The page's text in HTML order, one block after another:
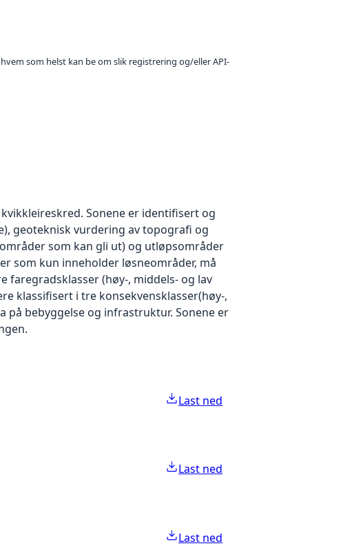
som helst kan be om slik registrering og/eller API-
Sonene er identifisert og
geoteknisk vurdering av topografi og
som kan gli ut) og utløpsområder
som kun inneholder løsneområder, må
(høy-, middels- og lav
klassifisert i tre konsekvensklasser(høy-,
på bebyggelse og infrastruktur. Sonene er
Last ned
Last ned
Last ned